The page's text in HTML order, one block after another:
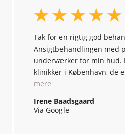
Tak for en rigtig god
Ansigtbehandlingen med
underværker for min hud.
klinikker i København, de
mere
Irene Baadsgaard
Via Google